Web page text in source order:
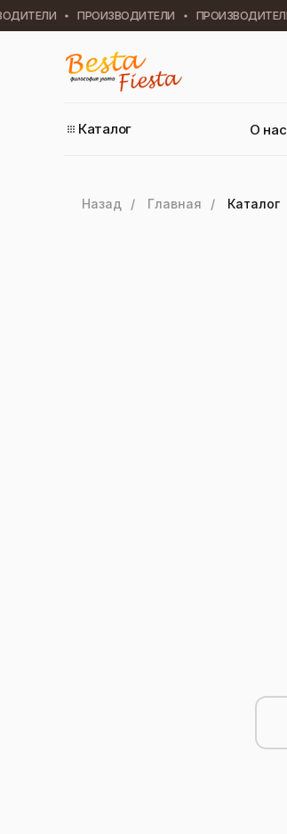
ПРОИЗВОДИТЕЛИ ПРОИЗВОДИТЕЛИ
Каталог О нас
Назад / Главная / Каталог